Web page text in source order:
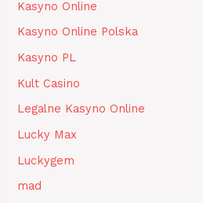
Kasyno Online
Kasyno Online Polska
Kasyno PL
Kult Casino
Legalne Kasyno Online
Lucky Max
Luckygem
mad